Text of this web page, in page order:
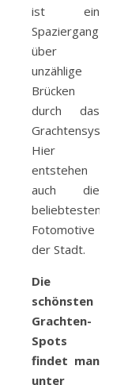
ist ein
Spaziergang
über
unzählige
Brücken
durch das
Grachtensystem.
Hier
entstehen
auch die
beliebtesten
Fotomotive
der Stadt.
Die
schönsten
Grachten-
Spots
findet man
unter